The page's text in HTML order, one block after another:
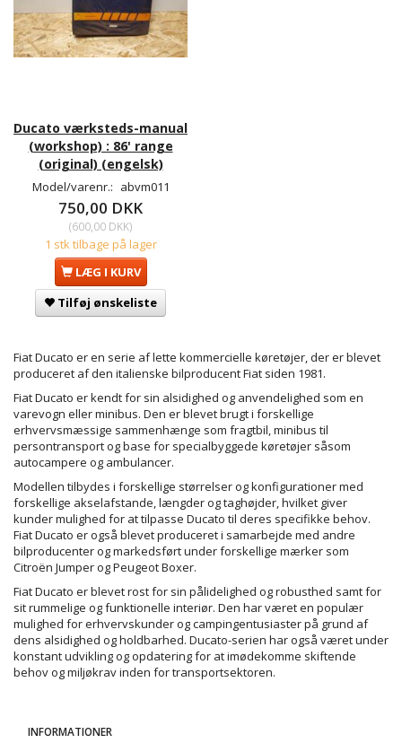
Ducato værksteds-manual
(workshop) : 86' range
(original) (engelsk)
Model/varenr.: abvm011
750,00 DKK
(600,00 DKK)
1 stk tilbage på lager
LÆG I KURV
Tilføj ønskeliste
Fiat Ducato er en serie af lette kommercielle køretøjer, der er blevet
produceret af den italienske bilproducent Fiat siden 1981.
Fiat Ducato er kendt for sin alsidighed og anvendelighed som en
varevogn eller minibus. Den er blevet brugt i forskellige
erhvervsmæssige sammenhænge som fragtbil, minibus til
persontransport og base for specialbyggede køretøjer såsom
autocampere og ambulancer.
Modellen tilbydes i forskellige størrelser og konfigurationer med
forskellige akselafstande, længder og taghøjder, hvilket giver
kunder mulighed for at tilpasse Ducato til deres specifikke behov.
Fiat Ducato er også blevet produceret i samarbejde med andre
bilproducenter og markedsført under forskellige mærker som
Citroën Jumper og Peugeot Boxer.
Fiat Ducato er blevet rost for sin pålidelighed og robusthed samt for
sit rummelige og funktionelle interiør. Den har været en populær
mulighed for erhvervskunder og campingentusiaster på grund af
dens alsidighed og holdbarhed. Ducato-serien har også været under
konstant udvikling og opdatering for at imødekomme skiftende
behov og miljøkrav inden for transportsektoren.
INFORMATIONER